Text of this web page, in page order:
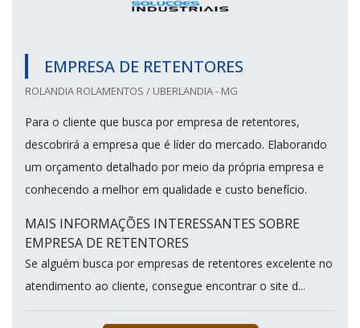
EMPRESA DE RETENTORES
ROLANDIA ROLAMENTOS / UBERLANDIA - MG
Para o cliente que busca por empresa de retentores,
descobrirá a empresa que é líder do mercado. Elaborando
um orçamento detalhado por meio da própria empresa e
conhecendo a melhor em qualidade e custo benefício.
MAIS INFORMAÇÕES INTERESSANTES SOBRE
EMPRESA DE RETENTORES
Se alguém busca por empresas de retentores excelente no
atendimento ao cliente, consegue encontrar o site d...